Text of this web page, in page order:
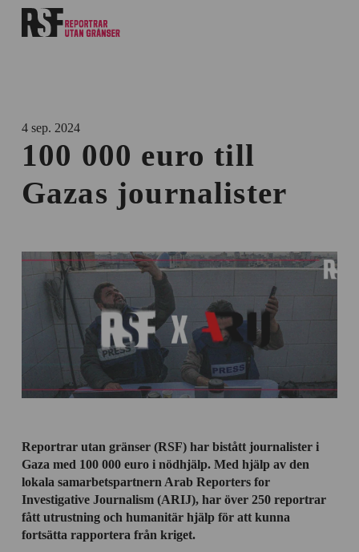
4 sep. 2024
100 000 euro till
Gazas journalister
Reportrar utan gränser (RSF) har bistått journalister i
Gaza med 100 000 euro i nödhjälp. Med hjälp av den
lokala samarbetspartnern Arab Reporters for
Investigative Journalism (ARIJ), har över 250 reportrar
fått utrustning och humanitär hjälp för att kunna
fortsätta rapportera från kriget.